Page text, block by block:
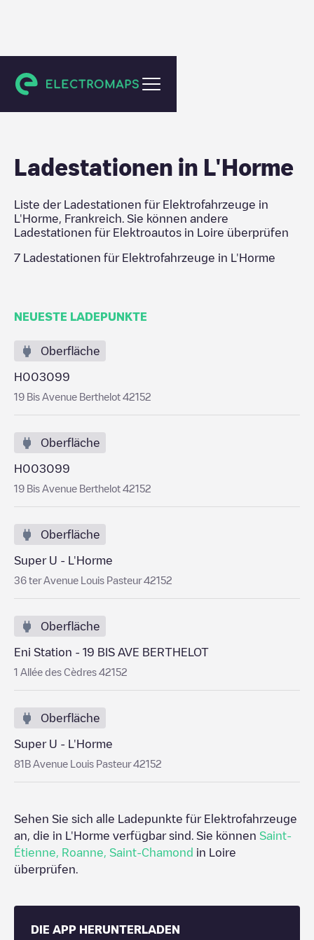
Loire
Ladestationen in L'Horme
Liste der Ladestationen für Elektrofahrzeuge in
L'Horme
Frankreich . Sie können andere
Ladestationen für Elektroautos in
Loire überprüfen
7 Ladestationen für Elektrofahrzeuge in L'Horme
NEUESTE LADEPUNKTE
Oberfläche
H003099
19 Bis Avenue Berthelot 42152
Oberfläche
H003099
19 Bis Avenue Berthelot 42152
Oberfläche
Super U - L'Horme
36 ter Avenue Louis Pasteur 42152
Oberfläche
Eni Station - 19 BIS AVE BERTHELOT
1 Allée des Cèdres 42152
Oberfläche
Super U - L'Horme
81B Avenue Louis Pasteur 42152
Sehen Sie sich alle Ladepunkte für Elektrofahrzeuge
an, die in
L'Horme verfügbar sind. Sie können Saint-
Étienne
Roanne Saint-Chamond in
Loire
überprüfen.
DIE APP HERUNTERLADEN